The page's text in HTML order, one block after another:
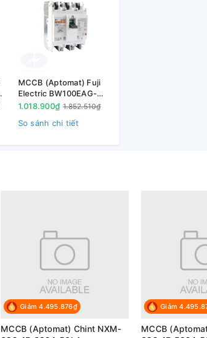
MCCB (Aptomat) Fuji
Electric BW100EAG-
3P060 3P 60A 10kA
1.018.900₫ 1.852.510₫
So sánh chi tiết
Giảm 4.495.876₫
MCCB (Aptomat) Chint NXM-
Giảm
MCCB